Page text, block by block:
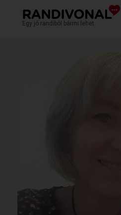
Egy jó randiból bármi lehet.